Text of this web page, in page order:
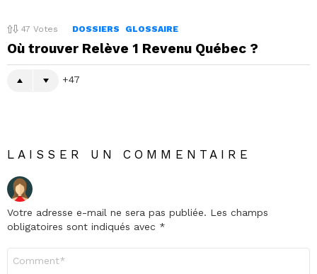
47 Votes DOSSIERS GLOSSAIRE
Où trouver Relève 1 Revenu Québec ?
47
LAISSER UN COMMENTAIRE
Votre adresse e-mail ne sera pas publiée. Les champs
obligatoires sont indiqués avec *